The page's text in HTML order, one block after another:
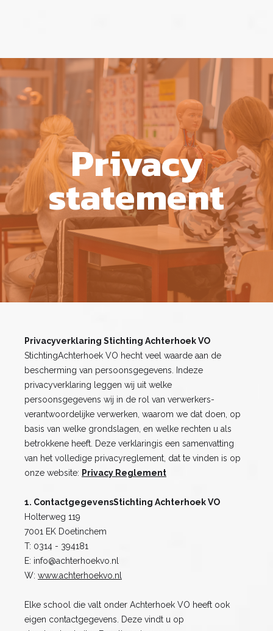
Privacy
statement
Privacyverklaring Stichting Achterhoek VO
StichtingAchterhoek VO hecht veel waarde aan de
bescherming van persoonsgegevens. Indeze
privacyverklaring leggen wij uit welke
persoonsgegevens wij in de rol van verwerkers-
verantwoordelijke verwerken, waarom we dat doen, op
basis van welke grondslagen, en welke rechten u als
betrokkene heeft. Deze verklaringis een samenvatting
van het volledige privacyreglement, dat te vinden is op
onze website: Privacy Reglement
1. ContactgegevensStichting Achterhoek VO
Holterweg 119
7001 EK Doetinchem
T: 0314 - 394181
E: info@achterhoekvo.nl
W: www.achterhoekvo.nl
Elke school die valt onder Achterhoek VO heeft ook
eigen contactgegevens. Deze vindt u op